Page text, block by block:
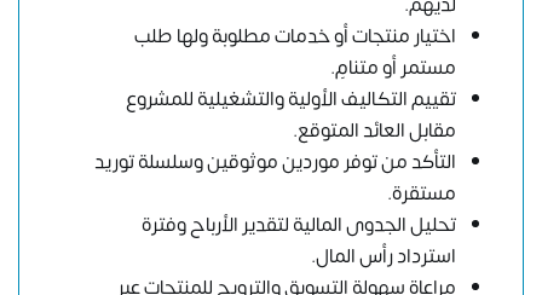
اختيار منتجات أو خدمات مطلوبة ولها طلب
مستمر أو متنامٍ.
تقييم التكاليف الأولية والتشغيلية للمشروع
مقابل العائد المتوقع.
التأكد من توفر موردين موثوقين وسلسلة توريد
مستقرة.
تحليل الجدوى المالية لتقدير الأرباح وفترة
استرداد رأس المال.
مراعاة سهولة التسويق والترويج للمنتجات عبر